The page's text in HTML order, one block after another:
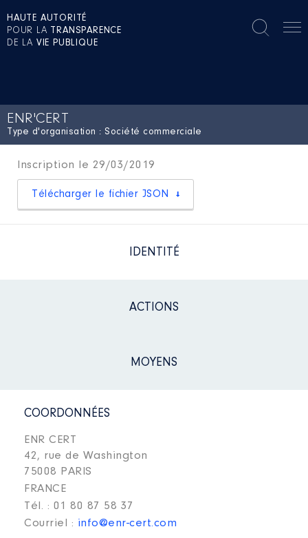
HAUTE AUTORITÉ
POUR LA TRANSPARENCE
DE LA VIE PUBLIQUE
ENR'CERT
Type d'organisation : Société commerciale
Inscription le 29/03/2019
Télécharger le fichier JSON
IDENTITÉ
ACTIONS
MOYENS
COORDONNÉES
ENR CERT
42, rue de Washington
75008 PARIS
FRANCE
Tél. : 01 80 87 58 37
Courriel : info@enr-cert.com